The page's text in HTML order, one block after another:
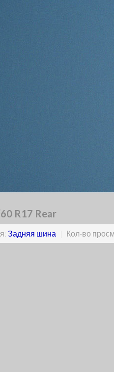
R17 Rear
Задняя шина | Кол-во